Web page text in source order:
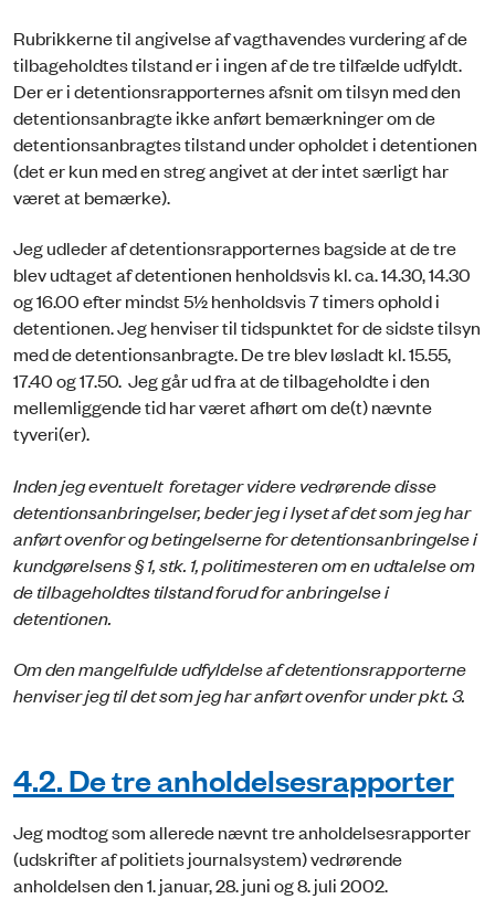
Rubrikkerne til angivelse af vagthavendes vurdering af de
tilbageholdtes tilstand er i ingen af de tre tilfælde udfyldt.
Der er i detentionsrapporternes afsnit om tilsyn med den
detentionsanbragte ikke anført bemærkninger om de
detentionsanbragtes tilstand under opholdet i detentionen
(det er kun med en streg angivet at der intet særligt har
været at bemærke).
Jeg udleder af detentionsrapporternes bagside at de tre
blev udtaget af detentionen henholdsvis kl. ca. 14.30, 14.30
og 16.00 efter mindst 5½ henholdsvis 7 timers ophold i
detentionen. Jeg henviser til tidspunktet for de sidste tilsyn
med de detentionsanbragte. De tre blev løsladt kl. 15.55,
17.40 og 17.50. Jeg går ud fra at de tilbageholdte i den
mellemliggende tid har været afhørt om de(t) nævnte
tyveri(er).
Inden jeg eventuelt foretager videre vedrørende disse
detentionsanbringelser, be­der jeg i lyset af det som jeg har
anført ovenfor og betingelserne for detentionsan­bringelse i
kundgørelsens § 1, stk. 1, politimesteren om en udtalelse om
de tilbageholdtes tilstand forud for anbringelse i
detentionen.
Om den mangelfulde udfyldelse af detentionsrapporterne
henviser jeg til det som jeg har anført ovenfor under pkt. 3.
4.2. De tre anholdelsesrapporter
Jeg modtog som allerede nævnt tre anholdelsesrapporter
(udskrifter af politiets journalsystem) vedrørende
anholdelsen den 1. januar, 28. juni og 8. juli 2002.